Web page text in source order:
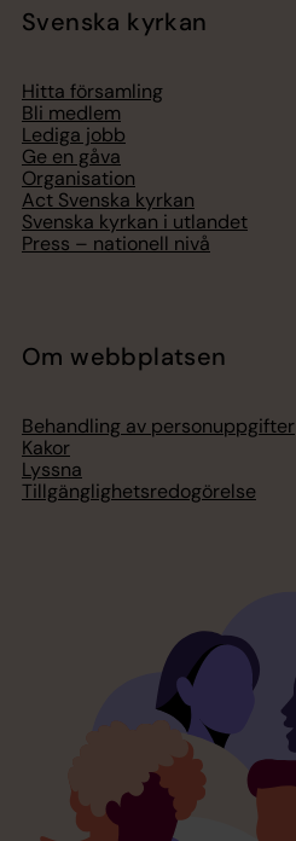
Svenska kyrkan
Hitta församling
Bli medlem
Lediga jobb
Ge en gåva
Organisation
Act Svenska kyrkan
Svenska kyrkan i utlandet
Press – nationell nivå
Om webbplatsen
Behandling av personuppgifter
Kakor
Lyssna
Tillgänglighetsredogörelse